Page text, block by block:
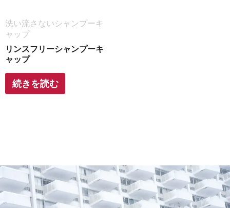
洗い流さないシャンプーキ
ャップ
リンスフリーシャンプーキ
ャップ
続きを読む